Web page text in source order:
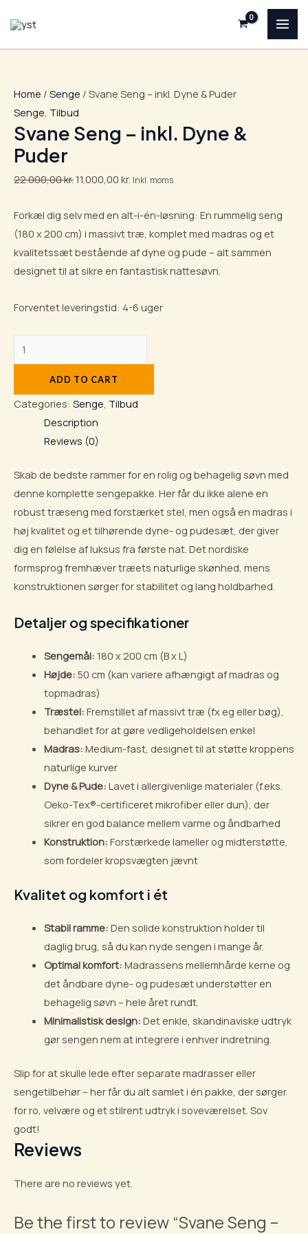
content
Sale!
Home / Senge / Svane Seng – inkl. Dyne & Puder
Senge, Tilbud
Svane Seng – inkl. Dyne &
Puder
22.000,00kr.
was:
11.000,00 kr.
is:
Inkl. moms
Forkæl dig selv med en alt-i-én-løsning: En rummelig seng
(180 x 200 cm) i massivt træ, komplet med madras og et
kvalitetssæt bestående af dyne og pude – alt sammen
designet til at sikre en fantastisk nattesøvn.
Forventet leveringstid: 4-6 uger
Seng
-
&
Puder
quantity
ADD TO CART
Categories: Senge, Tilbud
Description
Reviews (0)
Skab de bedste rammer for en rolig og behagelig søvn med
denne komplette sengepakke. Her får du ikke alene en
robust træseng med forstærket stel, men også en madras i
høj kvalitet og et tilhørende dyne- og pudesæt, der giver
dig en følelse af luksus fra første nat. Det nordiske
formsprog fremhæver træets naturlige skønhed, mens
konstruktionen sørger for stabilitet og lang holdbarhed.
Detaljer og specifikationer
Sengemål: 180 x 200 cm (B x L)
Højde: 50 cm (kan variere afhængigt af madras og
topmadras)
Træstel: Fremstillet af massivt træ (fx eg eller bøg),
behandlet for at gøre vedligeholdelsen enkel
Madras: Medium-fast, designet til at støtte kroppens
naturlige kurver
Dyne & Pude: Lavet i allergivenlige materialer (f.eks.
Oeko-Tex®-certificeret mikrofiber eller dun), der
sikrer en god balance mellem varme og åndbarhed
Konstruktion: Forstærkede lameller og midterstøtte,
som fordeler kropsvægten jævnt
Kvalitet og komfort i ét
Stabil ramme: Den solide konstruktion holder til
daglig brug, så du kan nyde sengen i mange år.
Optimal komfort: Madrassens mellemhårde kerne og
det åndbare dyne- og pudesæt understøtter en
behagelig søvn – hele året rundt.
Minimalistisk design: Det enkle, skandinaviske udtryk
gør sengen nem at integrere i enhver indretning.
Slip for at skulle lede efter separate madrasser eller
sengetilbehør – her får du alt samlet i én pakke, der sørger
for ro, velvære og et stilrent udtryk i soveværelset. Sov
godt!
Reviews
There are no reviews yet.
Be the first to review “Svane Seng –
Sale!
Sale!
was:
Current
is:
Sale!
Sale!
was:
is:
Sale!
Sale!
was:
is: